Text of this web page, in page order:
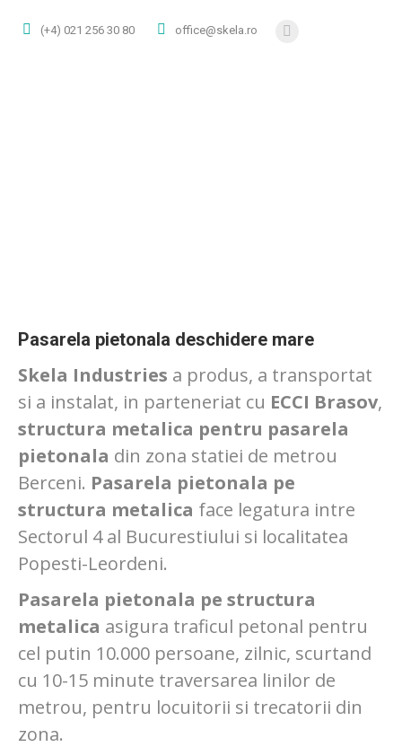
(+4) 021 256 30 80 office@skela.ro
Facebook
Pasarela pietonala deschidere mare
Skela Industries a produs, a transportat
si a instalat, in parteneriat cu ECCI Brasov,
structura metalica pentru pasarela
pietonala din zona statiei de metrou
Berceni. Pasarela pietonala pe
structura metalica face legatura intre
Sectorul 4 al Bucurestiului si localitatea
Popesti-Leordeni.
Pasarela pietonala pe structura
metalica asigura traficul petonal pentru
cel putin 10.000 persoane, zilnic, scurtand
cu 10-15 minute traversarea linilor de
metrou, pentru locuitorii si trecatorii din
zona.